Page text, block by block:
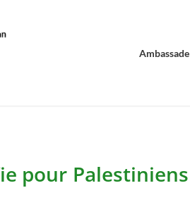
Ambassade
pour Palestiniens